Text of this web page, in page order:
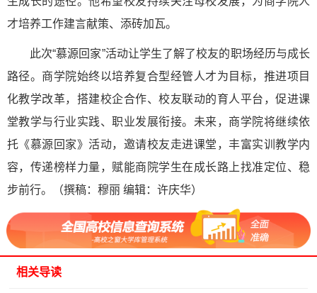
才培养工作建言献策、添砖加瓦。
此次“慕源回家”活动让学生了解了校友的职场经历与成长
路径。商学院始终以培养复合型经管人才为目标，推进项目
化教学改革，搭建校企合作、校友联动的育人平台，促进课
堂教学与行业实践、职业发展衔接。未来，商学院将继续依
托《慕源回家》活动，邀请校友走进课堂，丰富实训教学内
容，传递榜样力量，赋能商院学生在成长路上找准定位、稳
步前行。（撰稿：穆丽 编辑：许庆华）
相关导读